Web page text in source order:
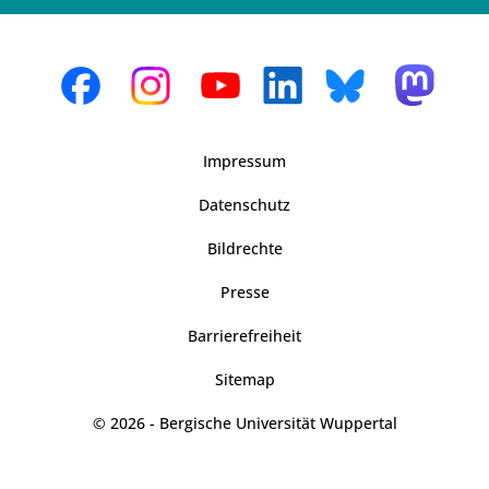
Impressum
Datenschutz
Bildrechte
Presse
Barrierefreiheit
Sitemap
© 2026 - Bergische Universität Wuppertal